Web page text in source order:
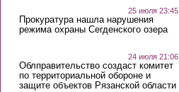
25 июля 23:45
Прокуратура нашла нарушения
режима охраны Сегденского озера
24 июля 21:06
Облправительство создаст комитет
по территориальной обороне и
защите объектов Рязанской области